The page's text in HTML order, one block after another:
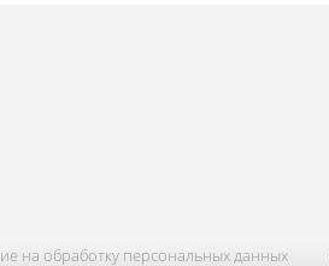
на обработку персональных данных